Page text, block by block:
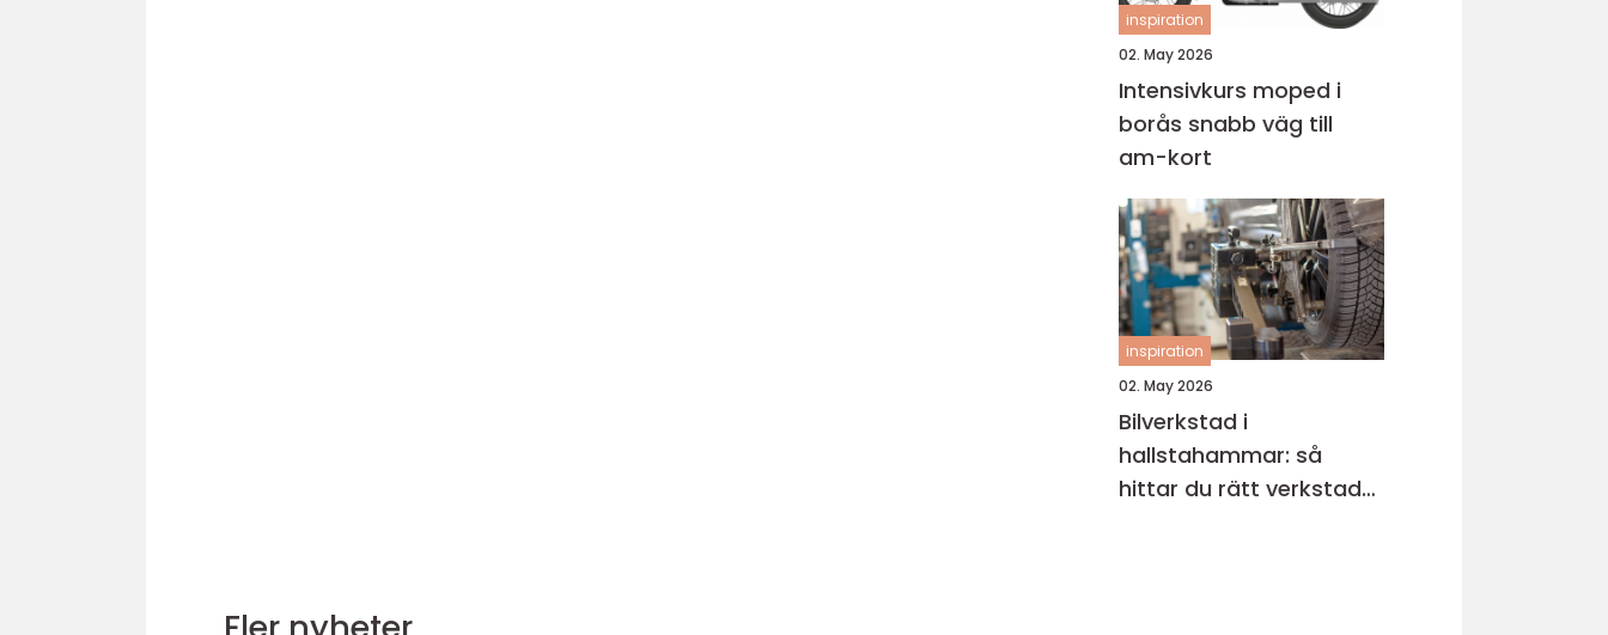
inspiration
02. May 2026
Intensivkurs moped i
borås snabb väg till
am-kort
inspiration
02. May 2026
Bilverkstad i
hallstahammar: så
hittar du rätt verkstad